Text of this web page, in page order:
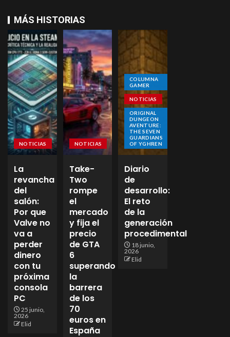
MÁS HISTORIAS
NOTICIAS
La
revancha
del
salón:
Por que
Valve no
va a
perder
dinero
con tu
próxima
consola
PC
25 junio,
2026
Elid
NOTICIAS
Take-
Two
rompe
el
mercado
y fija el
precio
de GTA
6
superando
la
barrera
de los
70
euros en
España
COLUMNA
GAMER
NOTICIAS
ORIGINAL
DUNGEON
AVENTURE:
THE SEVEN
GUARDIANS
OF YGHREN
Diario
de
desarrollo:
El reto
de la
generación
procedimental
18 junio,
2026
Elid